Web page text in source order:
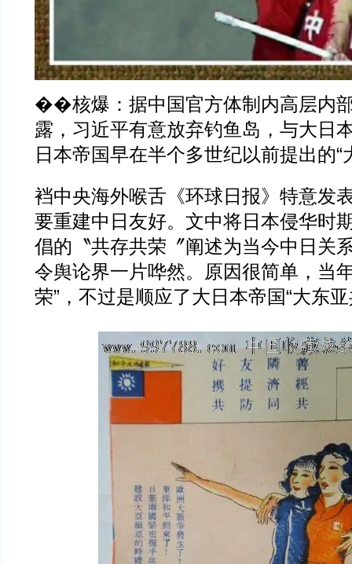
��核爆：据中国官方体制内高层内
露，习近平有意放弃钓鱼岛，与大日
日本帝国早在半个多世纪以前提出的“
裆中央海外喉舌《环球日报》特意发
要重建中日友好。文中将日本侵华时
倡的〝共存共荣〞阐述为当今中日关
令舆论界一片哗然。原因很简单，当
荣”，不过是顺应了大日本帝国“大东